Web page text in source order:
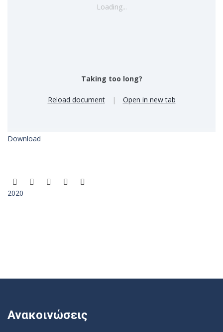
Loading...
Taking too long?
Reload document | Open in new tab
Download
2020
Ανακοινώσεις